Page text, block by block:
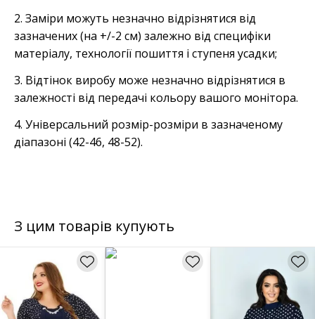
2. Заміри можуть незначно відрізнятися від
зазначених (на +/-2 см) залежно від специфіки
матеріалу, технології пошиття і ступеня усадки;
3. Відтінок виробу може незначно відрізнятися в
залежності від передачі кольору вашого монітора.
4. Універсальний розмір-розміри в зазначеному
діапазоні (42-46, 48-52).
З цим товарів купують